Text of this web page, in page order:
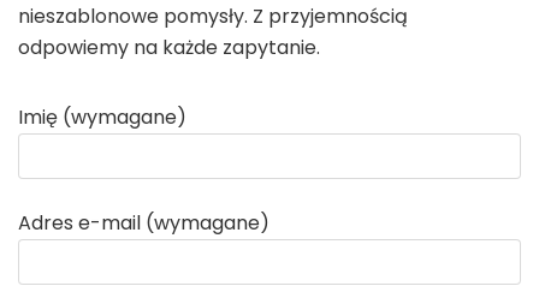
nieszablonowe pomysły. Z przyjemnością
odpowiemy na każde zapytanie.
Imię (wymagane)
Adres e-mail (wymagane)